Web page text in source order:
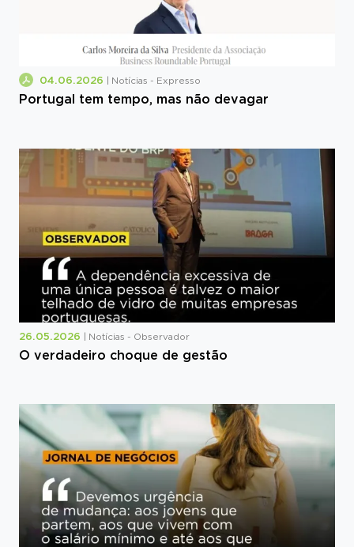
04.06.2026 | Notícias - Expresso
Portugal tem tempo, mas não devagar
26.05.2026 | Notícias - Observador
O verdadeiro choque de gestão